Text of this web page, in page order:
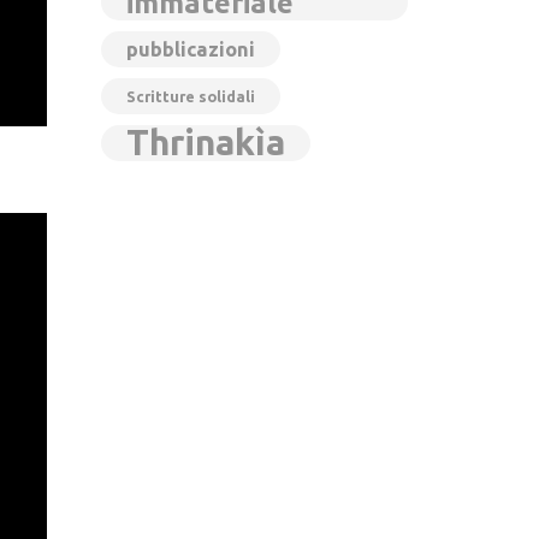
pubblicazioni
Scritture solidali
Thrinakìa